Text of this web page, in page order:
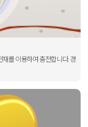
재를이용하여 충전합니다.경